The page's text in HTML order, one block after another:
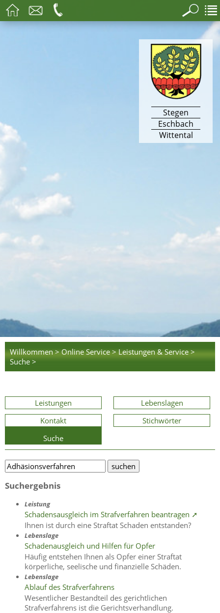
Stegen
Eschbach
Wittental
Willkommen > Online Service > Leistungen & Service >
Suche >
Leistungen
Lebenslagen
Kontakt
Stichwörter
Suche
Suchergebnis
Leistung
Schadensausgleich im Strafverfahren beantragen ➚
Ihnen ist durch eine Straftat Schaden entstanden?
Lebenslage
Schadenausgleich und Hilfen für Opfer
Häufig entstehen Ihnen als Opfer einer Straftat
körperliche, seelische und finanzielle Schäden.
Lebenslage
Ablauf des Strafverfahrens
Wesentlicher Bestandteil des gerichtlichen
Strafverfahrens ist die Gerichtsverhandlung.